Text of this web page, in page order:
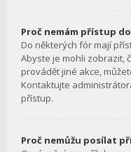
Proč nemám přístup
Do některých fór mají
Abyste je mohli zobrazit,
provádět jiné akce,
Kontaktujte
přístup.
Proč nemůžu posílat